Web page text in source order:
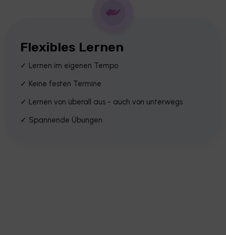
Flexibles Lernen
✓ Lernen im eigenen Tempo
✓ Keine festen Termine
✓ Lernen von überall aus - auch von unterwegs
✓ Spannende Übungen